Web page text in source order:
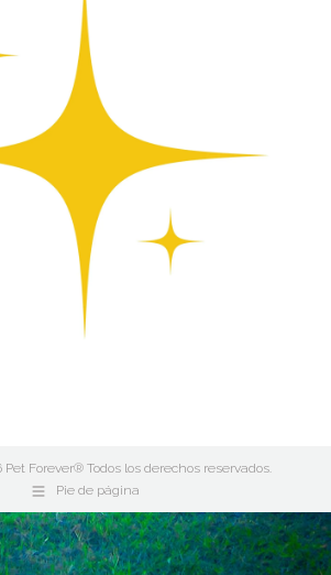
Forever® Todos los derechos reservados.
Pie de página